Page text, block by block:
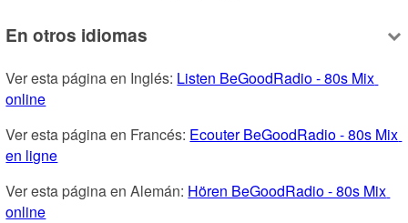
En otros idiomas
Ver esta página en Inglés: Listen BeGoodRadio - 80s Mix
online
Ver esta página en Francés: Ecouter BeGoodRadio - 80s Mix
en ligne
Ver esta página en Alemán: Hören BeGoodRadio - 80s Mix
online